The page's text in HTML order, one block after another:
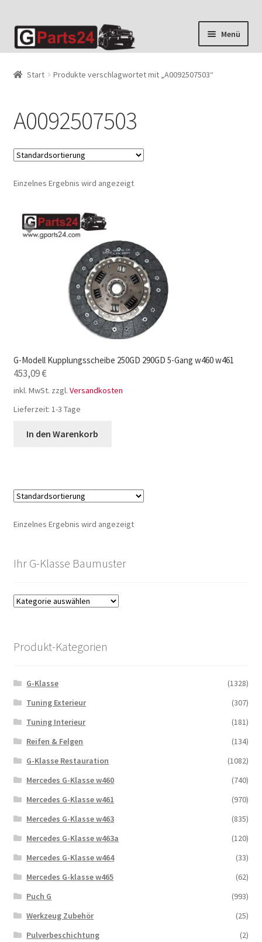
Zur
Navigation
Zum
Inhalt
Menü
Start Produkte verschlagwortet mit „A0092507503“
A0092507503
Einzelnes Ergebnis wird angezeigt
G-Modell Kupplungsscheibe 250GD 290GD 5-Gang w460 w461
453,09€
inkl. MwSt. zzgl. Versandkosten
Lieferzeit: 1-3 Tage
In den Warenkorb
Einzelnes Ergebnis wird angezeigt
Ihr G-Klasse Baumuster
Produkt-Kategorien
G-Klasse
(1328)
Tuning Exterieur
(307)
Tuning Interieur
(181)
Reifen & Felgen
(134)
G-Klasse Restauration
(1082)
Mercedes G-Klasse w460
(740)
Mercedes G-Klasse w461
(970)
Mercedes G-Klasse w463
(835)
Mercedes G-Klasse w463a
(120)
Mercedes G-Klasse w464
(33)
Mercedes G-klasse w465
(62)
Puch G
(993)
Werkzeug Zubehör
(25)
Pulverbeschichtung
(2)